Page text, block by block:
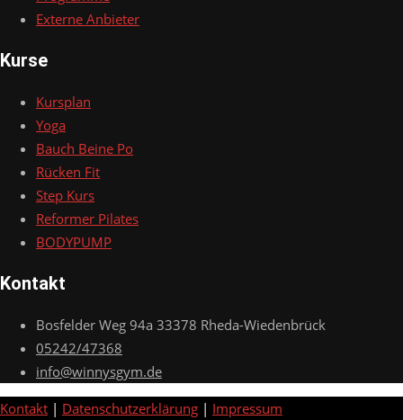
Externe Anbieter
Kurse
Kursplan
Yoga
Bauch Beine Po
Rücken Fit
Step Kurs
Reformer Pilates
BODYPUMP
Kontakt
Bosfelder Weg 94a 33378 Rheda-Wiedenbrück
05242/47368
info@winnysgym.de
Kontakt | Datenschutzerklärung | Impressum